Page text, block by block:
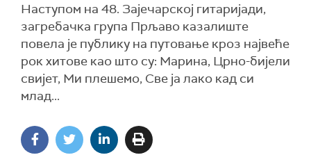
Наступом на 48. Зајечарској гитаријади,
загребачка група Прљаво казалиште
повела је публику на путовање кроз највеће
рок хитове као што су: Марина, Црно-бијели
свијет, Ми плешемо, Све ја лако кад си
млад...